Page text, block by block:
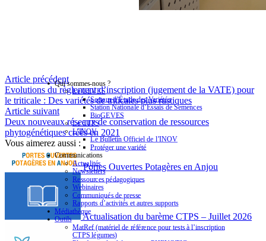
Article précédent
Evolutions du règlement d’inscription (jugement de la VATE) pour
le triticale : Des variétés de triticales plus rustiques
Article suivant
Deux nouveaux réseaux de conservation de ressources
phytogénétiques créés en 2021
Vous aimerez aussi :
Portes Ouvertes Potagères en Anjou
Actualisation du barème CTPS – Juillet 2026
Qui sommes-nous ?
Le GEVES
Secteur d’Étude des Variétés
Station Nationale d’Essais de Semences
BioGEVES
Le CTPS
L’INOV
Le Bulletin Officiel de l’INOV
Protéger une variété
Communications
Actualités
Newsletters
Ressources pédagogiques
Webinaires
Communiqués de presse
Rapports d’activités et autres supports
Médiathèque
Outils
MatRef (matériel de référence pour tests à l’inscription
CTPS légumes)